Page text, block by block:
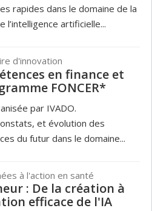
rapides dans le domaine de la
artificielle...
d'innovation
en finance et
FONCER*
par IVADO.
et évolution des
du futur dans le domaine...
à l'action en santé
: De la création à
efficace de l'IA